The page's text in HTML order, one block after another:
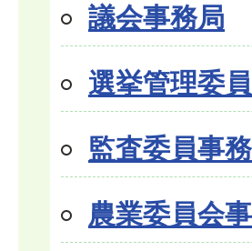
議会事務局
選挙管理委
監査委員事
農業委員会